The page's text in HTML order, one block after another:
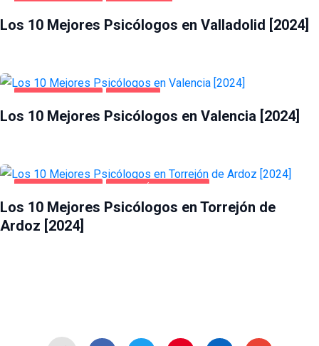
Los 10 Mejores Psicólogos en Valladolid [2024]
Los 10 Mejores Psicólogos en Valencia [2024]
Los 10 Mejores Psicólogos en Torrejón de
Ardoz [2024]